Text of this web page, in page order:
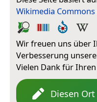
Wikimedia Commons
Wir freuen uns über
Verbesserung
Vielen Dank für
Diesen